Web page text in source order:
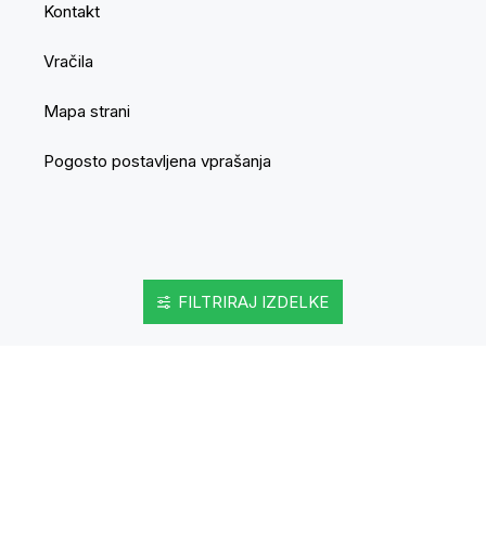
Kontakt
Vračila
Mapa strani
Pogosto postavljena vprašanja
Movepro GmbH © 2025
FILTRIRAJ IZDELKE